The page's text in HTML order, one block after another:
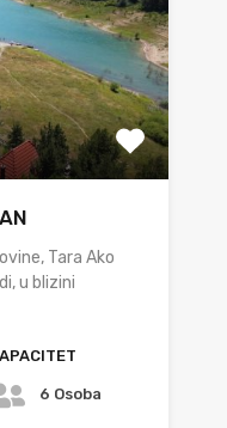
Tara Ako
u blizini
6 Osoba